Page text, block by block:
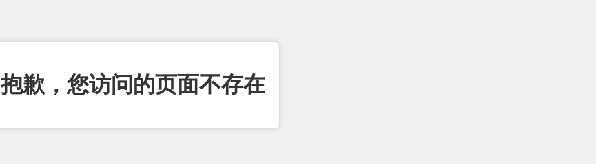
抱歉，您访问的页面不存在